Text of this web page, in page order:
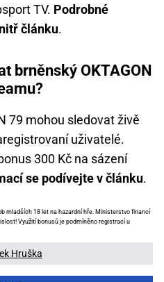
TV. Podrobné
článku.
brněnský OKTAGON
79 mohou sledovat živě
uživatelé.
300 Kč na sázení
se podívejte v článku.
mladších 18 let na hazardní hře. Ministerstvo financí
Využití bonusů je podmíněno registrací u
Hruška